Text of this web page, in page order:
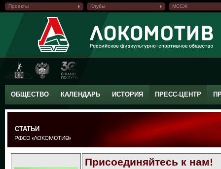
Проекты Клубы МССЖ
ОБЩЕСТВО КАЛЕНДАРЬ ИСТОРИЯ ПРЕСС-ЦЕНТР
СТАТЬИ
Присоединяйтесь к нам!